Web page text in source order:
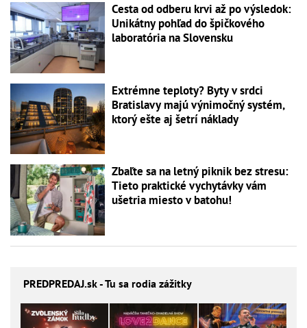
Cesta od odberu krvi až po výsledok:
Unikátny pohľad do špičkového
laboratória na Slovensku
Extrémne teploty? Byty v srdci
Bratislavy majú výnimočný systém,
ktorý ešte aj šetrí náklady
Zbaľte sa na letný piknik bez stresu:
Tieto praktické vychytávky vám
ušetria miesto v batohu!
PREDPREDAJ.sk - Tu sa rodia zážitky